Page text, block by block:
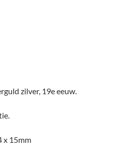
zilver, 19e eeuw.
x 15mm